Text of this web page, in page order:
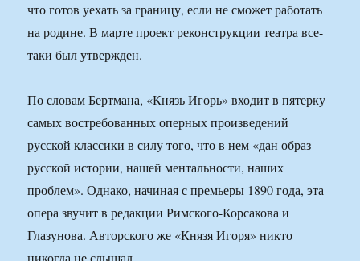
что готов уехать за границу, если не сможет работать
на родине. В марте проект реконструкции театра все-
таки был утвержден.
По словам Бертмана, «Князь Игорь» входит в пятерку
самых востребованных оперных произведений
русской классики в силу того, что в нем «дан образ
русской истории, нашей ментальности, наших
проблем». Однако, начиная с премьеры 1890 года, эта
опера звучит в редакции Римского-Корсакова и
Глазунова. Авторского же «Князя Игоря» никто